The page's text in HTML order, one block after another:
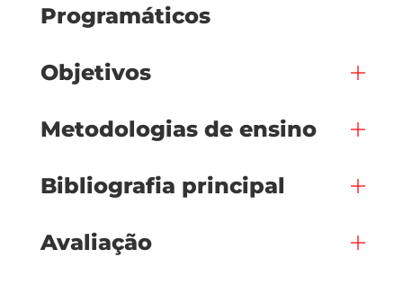
Programáticos
Objetivos
Metodologias de ensino
Bibliografia principal
Avaliação